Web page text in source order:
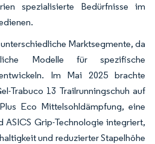
spezialisierte Bedürfnisse im
Marktsegmente, da
Modelle für spezifische
Im Mai 2025 brachte
Trabuco 13 Trailrunningschuh auf
Eco Mittelsohldämpfung, eine
ASICS Grip-Technologie integriert,
und reduzierter Stapelhöhe